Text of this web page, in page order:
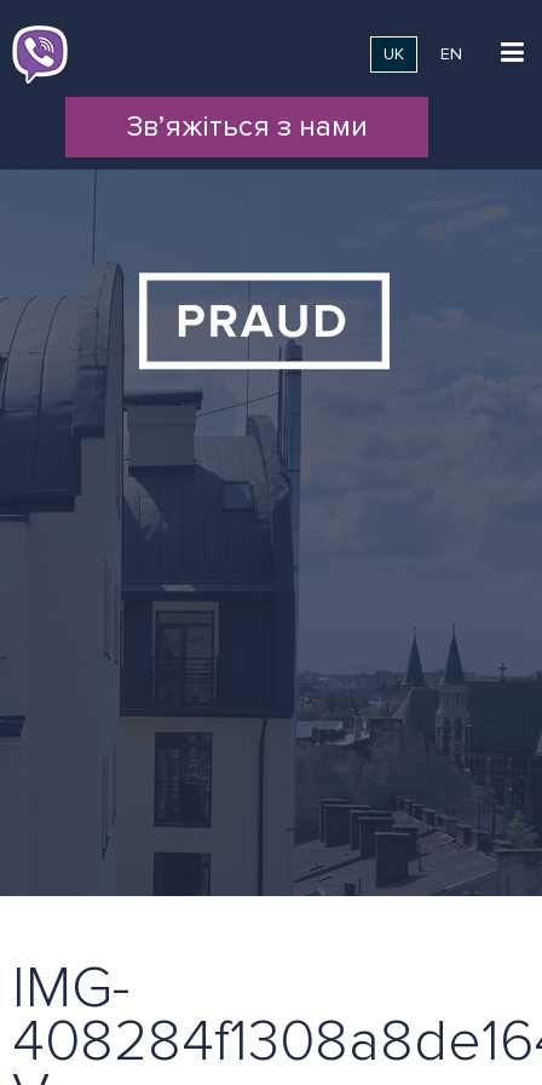
UK EN
Зв’яжіться з нами
IMG-